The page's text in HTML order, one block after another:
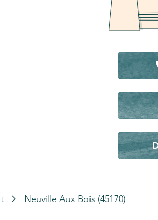
Neuville Aux Bois (45170)